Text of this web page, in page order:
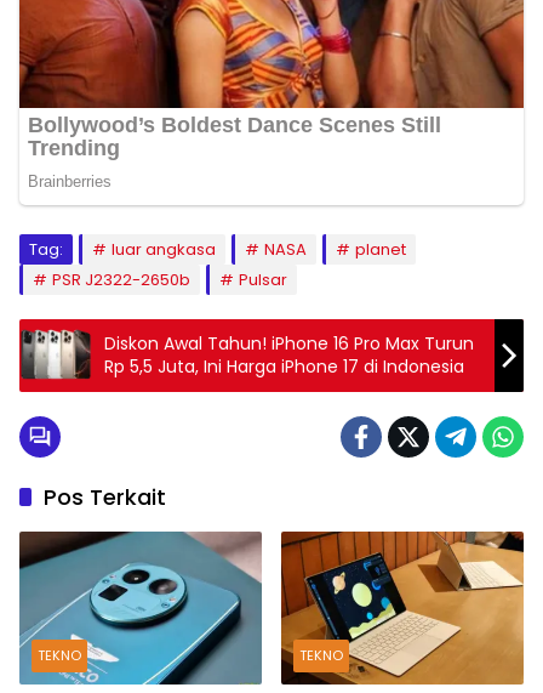
Tag: luar angkasa NASA
planet
PSR J2322-2650b
Pulsar
Diskon Awal Tahun! iPhone 16 Pro Max Turun
Rp 5,5 Juta, Ini Harga iPhone 17 di Indonesia
Pos Terkait
TEKNO TEKNO